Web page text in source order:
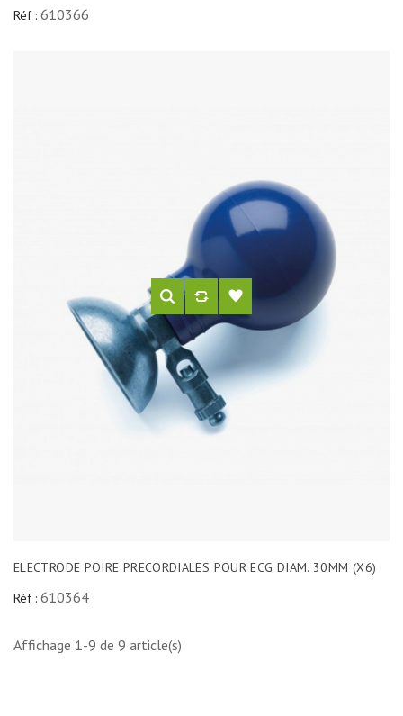
Réf : 610366
ELECTRODE POIRE PRECORDIALES POUR ECG DIAM. 30MM (X6)
Réf : 610364
Affichage 1-9 de 9 article(s)